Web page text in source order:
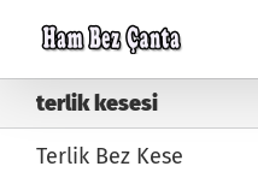
terlik kesesi
Terlik Bez Kese